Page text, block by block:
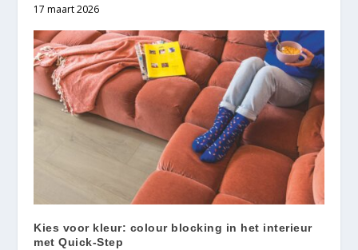
17 maart 2026
Kies voor kleur: colour blocking in het interieur
met Quick-Step